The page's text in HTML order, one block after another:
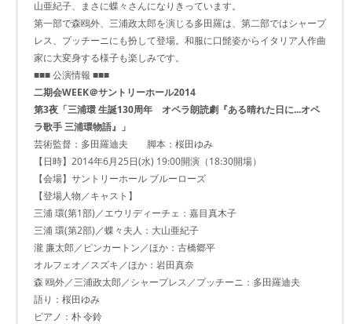
山亜紀子、まさに蝶々さんになりきっています。
第一部で森鴎外、三浦政太郎を演じる多田羅は、第二部ではシャープ
レス、プッチーニにも扮して登場。和服に口髭姿からイタリア人作曲
家に大変身する様子も楽しみです。
■■■ 公演情報 ■■■
二期会WEEK＠サントリーホール2014
第3夜「三浦環 生誕130周年 オペラ朗読劇『ある晴れた日に...オペ
ラ歌手 三浦環物語』」
芸術監督：多田羅迪夫 脚本：桜田ゆみ
【日時】2014年6月25日(水) 19:00開演（18:30開場）
【会場】サントリーホール ブルーローズ
【登場人物／キャスト】
三浦 環(第1部)／エウリディーチェ：嘉目真木子
三浦 環(第2部)／蝶々夫人：大山亜紀子
瀧 廉太郎／ピンカートン／ほか：古橋郷平
オルフェオ／スズキ／ほか：岩田真奈
森 鴎外／三浦政太郎／シャープレス／プッチーニ：多田羅迪夫
語り：桜田ゆみ
ピアノ：朴 令鈴